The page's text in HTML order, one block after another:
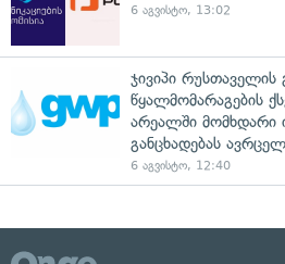
6 აგვისტო, 13:02
ჯივიპი რუსთაველის
წყალმომარაგების
არეალში მომხდარი
განცხადებას
6 აგვისტო, 12:40